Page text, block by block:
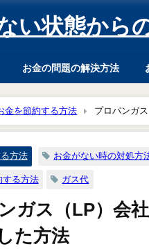
い状態から
お金の問題の解決方法
金を節約する方法
プロパンガ
方法 お金がない時の対処方
する方法 ガス代
ガス（LP）会
た方法